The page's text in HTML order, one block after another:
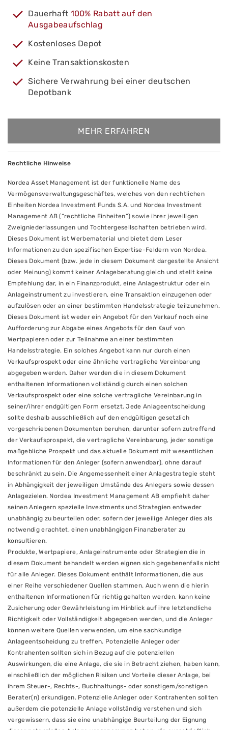
Dauerhaft 100% Rabatt auf den
Ausgabeaufschlag
Kostenloses Depot
Keine Transaktionskosten
Sichere Verwahrung bei einer deutschen
Depotbank
MEHR ERFAHREN
Rechtliche Hinweise
Nordea Asset Management ist der funktionelle Name des
Vermögensverwaltungsgeschäftes, welches von den rechtlichen
Einheiten Nordea Investment Funds S.A. und Nordea Investment
Management AB (“rechtliche Einheiten”) sowie ihrer jeweiligen
Zweigniederlassungen und Tochtergesellschaften betrieben wird.
Dieses Dokument ist Werbematerial und bietet dem Leser
Informationen zu den spezifischen Expertise-Feldern von Nordea.
Dieses Dokument (bzw. jede in diesem Dokument dargestellte Ansicht
oder Meinung) kommt keiner Anlageberatung gleich und stellt keine
Empfehlung dar, in ein Finanzprodukt, eine Anlagestruktur oder ein
Anlageinstrument zu investieren, eine Transaktion einzugehen oder
aufzulösen oder an einer bestimmten Handelsstrategie teilzunehmen.
Dieses Dokument ist weder ein Angebot für den Verkauf noch eine
Aufforderung zur Abgabe eines Angebots für den Kauf von
Wertpapieren oder zur Teilnahme an einer bestimmten
Handelsstrategie. Ein solches Angebot kann nur durch einen
Verkaufsprospekt oder eine ähnliche vertragliche Vereinbarung
abgegeben werden. Daher werden die in diesem Dokument
enthaltenen Informationen vollständig durch einen solchen
Verkaufsprospekt oder eine solche vertragliche Vereinbarung in
seiner/ihrer endgültigen Form ersetzt. Jede Anlageentscheidung
sollte deshalb ausschließlich auf den endgültigen gesetzlich
vorgeschriebenen Dokumenten beruhen, darunter sofern zutreffend
der Verkaufsprospekt, die vertragliche Vereinbarung, jeder sonstige
maßgebliche Prospekt und das aktuelle Dokument mit wesentlichen
Informationen für den Anleger (sofern anwendbar), ohne darauf
beschränkt zu sein. Die Angemessenheit einer Anlagestrategie steht
in Abhängigkeit der jeweiligen Umstände des Anlegers sowie dessen
Anlagezielen. Nordea Investment Management AB empfiehlt daher
seinen Anlegern spezielle Investments und Strategien entweder
unabhängig zu beurteilen oder, sofern der jeweilige Anleger dies als
notwendig erachtet, einen unabhängigen Finanzberater zu
konsultieren.
Produkte, Wertpapiere, Anlageinstrumente oder Strategien die in
diesem Dokument behandelt werden eignen sich gegebenenfalls nicht
für alle Anleger. Dieses Dokument enthält Informationen, die aus
einer Reihe verschiedener Quellen stammen. Auch wenn die hierin
enthaltenen Informationen für richtig gehalten werden, kann keine
Zusicherung oder Gewährleistung im Hinblick auf ihre letztendliche
Richtigkeit oder Vollständigkeit abgegeben werden, und die Anleger
können weitere Quellen verwenden, um eine sachkundige
Anlageentscheidung zu treffen. Potenzielle Anleger oder
Kontrahenten sollten sich in Bezug auf die potenziellen
Auswirkungen, die eine Anlage, die sie in Betracht ziehen, haben kann,
einschließlich der möglichen Risiken und Vorteile dieser Anlage, bei
ihrem Steuer-, Rechts-, Buchhaltungs- oder sonstigem/sonstigen
Berater(n) erkundigen. Potenzielle Anleger oder Kontrahenten sollten
außerdem die potenzielle Anlage vollständig verstehen und sich
vergewissern, dass sie eine unabhängige Beurteilung der Eignung